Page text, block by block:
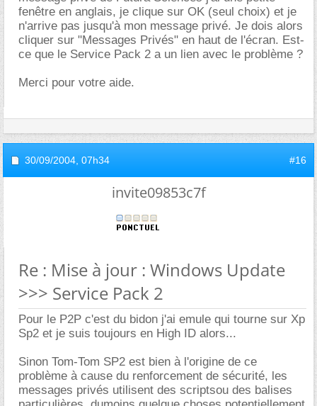
fenêtre en anglais, je clique sur OK (seul choix) et je
n'arrive pas jusqu'à mon message privé. Je dois alors
cliquer sur "Messages Privés" en haut de l'écran. Est-
ce que le Service Pack 2 a un lien avec le problème ?
Merci pour votre aide.
30/09/2004, 07h34 #16
invite09853c7f
Re : Mise à jour : Windows Update
>>> Service Pack 2
Pour le P2P c'est du bidon j'ai emule qui tourne sur Xp
Sp2 et je suis toujours en High ID alors...
Sinon Tom-Tom SP2 est bien à l'origine de ce
problème à cause du renforcement de sécurité, les
messages privés utilisent des scriptsou des balises